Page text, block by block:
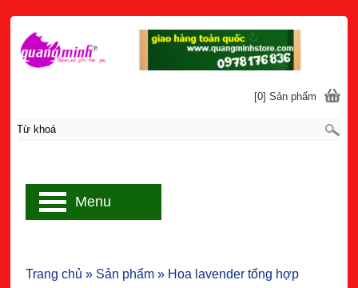
Trang chủ » Sản phẩm » Hoa lavender tổng hợp
[0] Sản phẩm
Menu